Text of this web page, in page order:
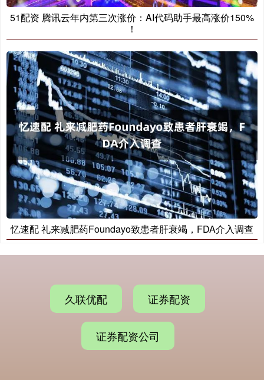
51配资 腾讯云年内第三次涨价：AI代码助手最高涨价150%
！
忆速配 礼来减肥药Foundayo致患者肝衰竭，FDA介入调查
久联优配 证券配资
证券配资公司